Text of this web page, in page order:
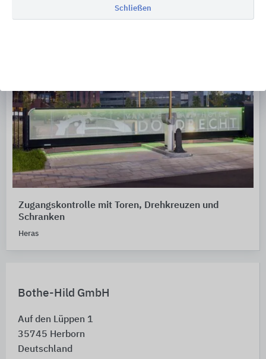
Bothe-Hild GmbH
Auf den Lüppen 1
35745 Herborn
Deutschland
Zugangskontrolle mit Toren, Drehkreuzen und
Schranken
Heras
Schließen